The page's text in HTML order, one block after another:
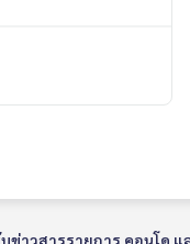
ข่าวสารรายการ คอนโด แ